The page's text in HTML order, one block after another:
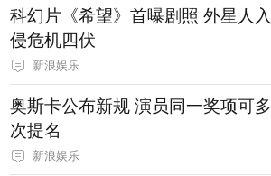
科幻片《希望》首曝剧照 外星人入
侵危机四伏
新浪娱乐
奥斯卡公布新规 演员同一奖项可多
次提名
新浪娱乐